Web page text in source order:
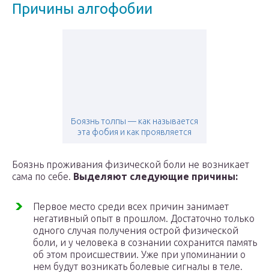
Причины алгофобии
Боязнь толпы — как называется
эта фобия и как проявляется
Боязнь проживания физической боли не возникает
сама по себе. Выделяют следующие причины:
Первое место среди всех причин занимает
негативный опыт в прошлом. Достаточно только
одного случая получения острой физической
боли, и у человека в сознании сохранится память
об этом происшествии. Уже при упоминании о
нем будут возникать болевые сигналы в теле.